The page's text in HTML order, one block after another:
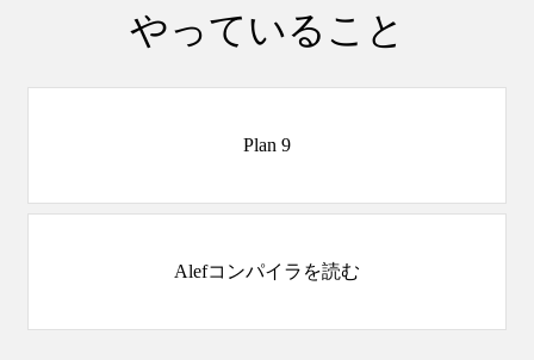
やっていること
Plan 9
Alefコンパイラを読む